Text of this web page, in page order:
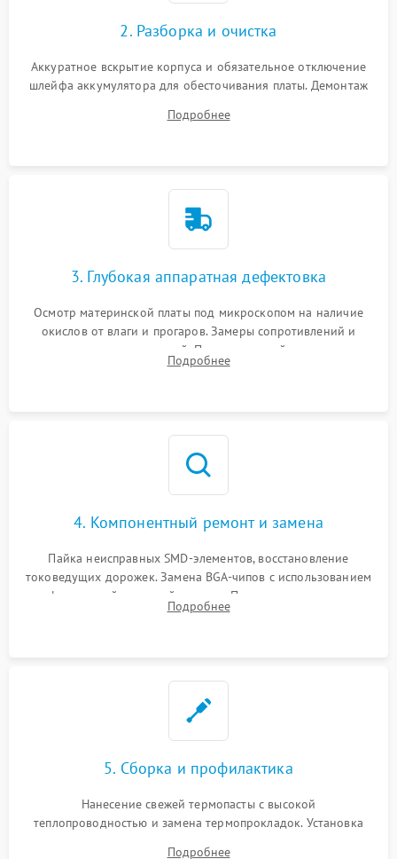
2. Разборка и очистка
Аккуратное вскрытие корпуса и обязательное отключение
шлейфа аккумулятора для обесточивания платы. Демонтаж
высохшей термопасты с кристаллов чипов.
Подробнее
3. Глубокая аппаратная дефектовка
Осмотр материнской платы под микроскопом на наличие
окислов от влаги и прогаров. Замеры сопротивлений и
дежурных напряжений. Проверка цепей питания,
мультиконтроллера, процессора и видеочипа.
Подробнее
4. Компонентный ремонт и замена
Пайка неисправных SMD-элементов, восстановление
токоведущих дорожек. Замена BGA-чипов с использованием
инфракрасной паяльной станции. Прошивка микросхемы
BIOS или замена поврежденных портов USB
Подробнее
5. Сборка и профилактика
Нанесение свежей термопасты с высокой
теплопроводностью и замена термопрокладок. Установка
Подробнее